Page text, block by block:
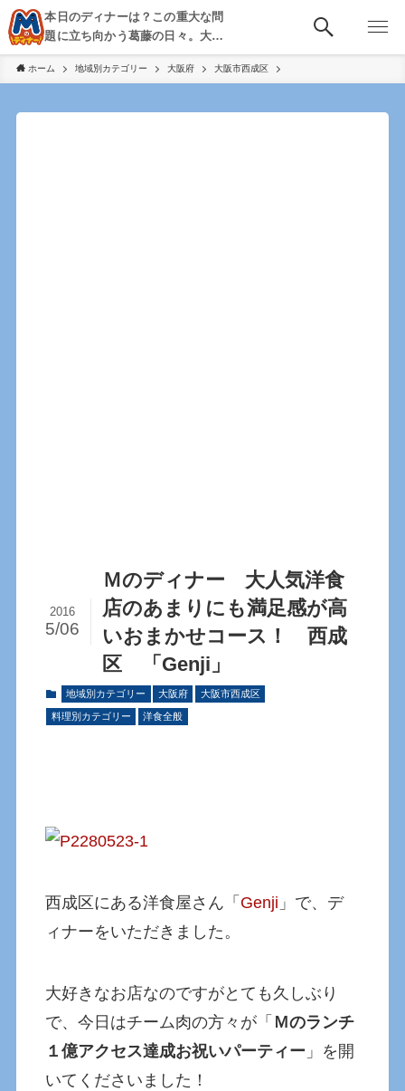
本日のディナーは？この重大な問
題に立ち向かう葛藤の日々。大
阪・京都・神戸を中心とした食べ
歩き、飲み歩きを綴る。
ホーム 地域別カテゴリー 大阪府 大阪市西成区
Ｍのディナー 大人気洋食
店のあまりにも満足感が高
いおまかせコース！ 西成
区 「Genji」
2016
5/06
地域別カテゴリー 大阪府 大阪市西成区
料理別カテゴリー 洋食全般
西成区にある洋食屋さん「 Genji 」で、デ
ィナーをいただきました。
大好きなお店なのですがとても久しぶり
で、今日はチーム肉の方々が「 Ｍのランチ
１億アクセス達成お祝いパーティー 」を開
いてくださいました！